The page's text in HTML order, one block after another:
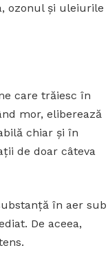
ozonul și uleiurile
care trăiesc în
mor, eliberează
chiar și în
de doar câteva
în aer sub
De aceea,